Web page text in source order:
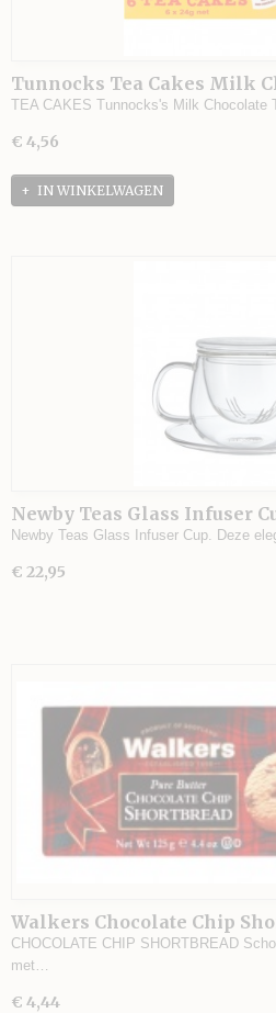
Tunnocks Tea Cakes Milk
TEA CAKES Tunnocks's Milk Chocolate
€ 4,56
IN WINKELWAGEN
Newby Teas Glass Infuser
Newby Teas Glass Infuser Cup. Deze
€ 22,95
Walkers Chocolate Chip
CHOCOLATE CHIP SHORTBREAD
met…
€ 4,44